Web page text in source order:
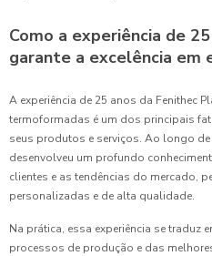
Como a experiência de
garante a excelência em
A experiência de 25 anos da Fenithec
termoformadas é um dos principais
seus produtos e serviços. Ao longo
desenvolveu um profundo
clientes e as tendências do mercado,
personalizadas e de alta qualidade.
Na prática, essa experiência se traduz
processos de produção e das